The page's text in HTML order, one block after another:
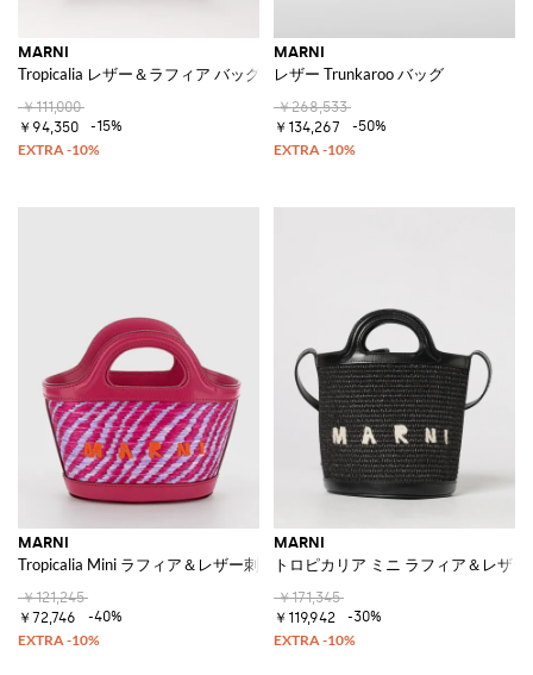
MARNI
Tropicalia レザー＆ラフィア バッグ
￥111,000
￥94,350
-15%
MARNI
レザー Trunkaroo バッグ
￥268,533
￥134,267
-50%
MARNI
Tropicalia Mini ラフィア＆レザー刺繍ロゴバッグ
￥121,245
￥72,746
-40%
MARNI
トロピカリア ミニ ラフィア＆レザー
￥171,345
￥119,942
-30%